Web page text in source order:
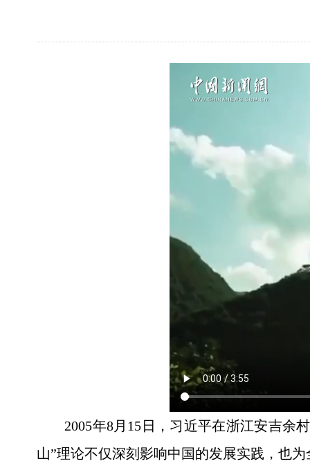
2005年8月15日，习近平在浙江安吉余
山”理论不仅深刻影响中国的发展实践，也